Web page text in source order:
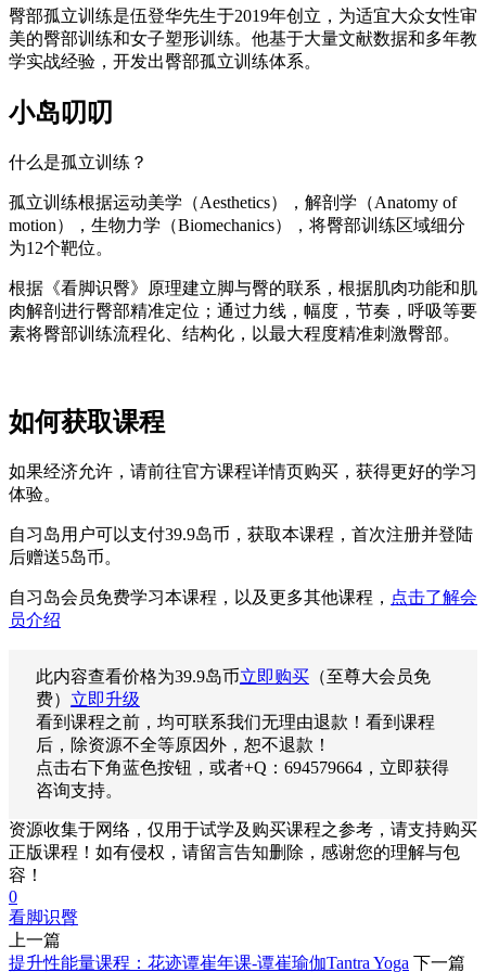
臀部孤立训练是伍登华先生于2019年创立，为适宜大众女性审
美的臀部训练和女子塑形训练。他基于大量文献数据和多年教
学实战经验，开发出臀部孤立训练体系。
小岛叨叨
什么是孤立训练？
孤立训练根据运动美学（Aesthetics），解剖学（Anatomy of
motion），生物力学（Biomechanics），将臀部训练区域细分
为12个靶位。
根据《看脚识臀》原理建立脚与臀的联系，根据肌肉功能和肌
肉解剖进行臀部精准定位；通过力线，幅度，节奏，呼吸等要
素将臀部训练流程化、结构化，以最大程度精准刺激臀部。
如何获取课程
如果经济允许，请前往官方课程详情页购买，获得更好的学习
体验。
自习岛用户可以支付39.9岛币，获取本课程，首次注册并登陆
后赠送5岛币。
自习岛会员免费学习本课程，以及更多其他课程， 点击了解会
员介绍
此内容查看价格为39.9岛币立即购买 （至尊大会员免
费） 立即升级
看到课程之前，均可联系我们无理由退款！看到课程
后，除资源不全等原因外，恕不退款！
点击右下角蓝色按钮，或者+Q：694579664，立即获得
咨询支持。
资源收集于网络，仅用于试学及购买课程之参考，请支持购买
正版课程！如有侵权，请留言告知删除，感谢您的理解与包
容！
0
看脚识臀
上一篇
提升性能量课程：花迹谭崔年课-谭崔瑜伽Tantra Yoga 下一篇